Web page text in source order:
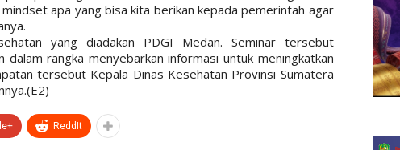
apa yang bisa kita berikan kepada pemerintah agar
yang diadakan PDGI Medan. Seminar tersebut
rangka menyebarkan informasi untuk meningkatkan
tersebut Kepala Dinas Kesehatan Provinsi Sumatera
ReddIt